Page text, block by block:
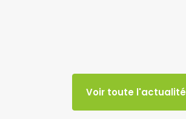
Voir toute l'actualité